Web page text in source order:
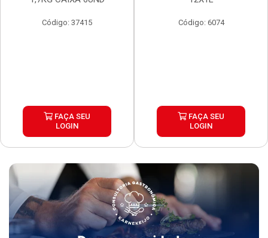
Código: 37415
FAÇA SEU
LOGIN
Código: 6074
FAÇA SEU
LOGIN